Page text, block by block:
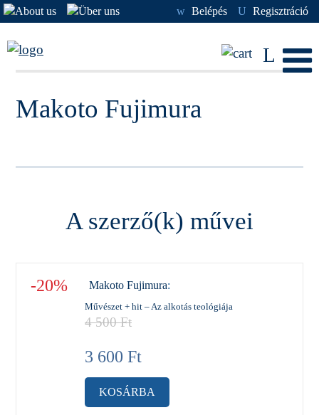
w Belépés U Regisztráció
L
Makoto Fujimura
A szerző(k) művei
-20% Makoto Fujimura:
Művészet + hit – Az alkotás teológiája
4 500Ft
3 600 Ft
KOSÁRBA